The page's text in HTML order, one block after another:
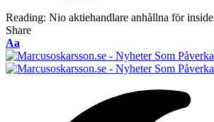
Reading: Nio aktiehandlare anhållna för
Share
Font
Resizer
Aa